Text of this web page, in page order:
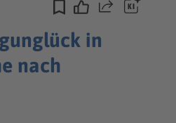
Teilen
in
nach